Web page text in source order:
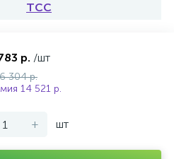
ТСС
р. /шт
304 р.
14 521 р.
+ шт